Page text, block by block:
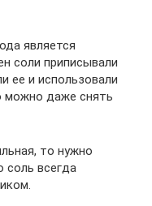
является
соли приписывали
ее и использовали
можно даже снять
то нужно
соль всегда